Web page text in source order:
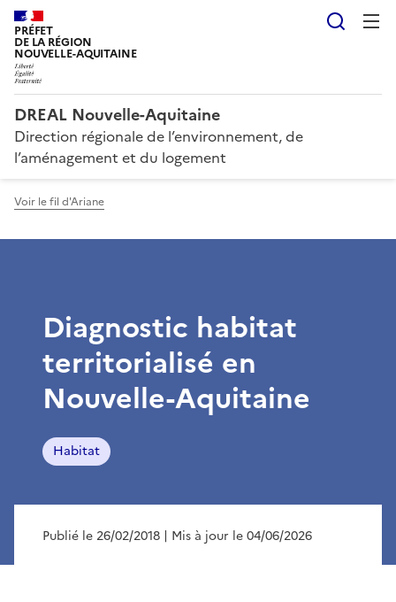
PRÉFET
DE LA RÉGION
NOUVELLE-AQUITAINE
DREAL Nouvelle-Aquitaine
Direction régionale de l’environnement, de
l’aménagement et du logement
Voir le fil d'Ariane
Diagnostic habitat
territorialisé en
Nouvelle-Aquitaine
Habitat
Publié le 26/02/2018 | Mis à jour le 04/06/2026